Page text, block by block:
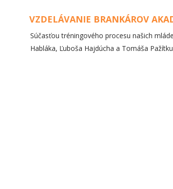
VZDELÁVANIE BRANKÁROV
Súčasťou tréningového procesu našich
Habláka, Ľuboša Hajdúcha a Tomáša